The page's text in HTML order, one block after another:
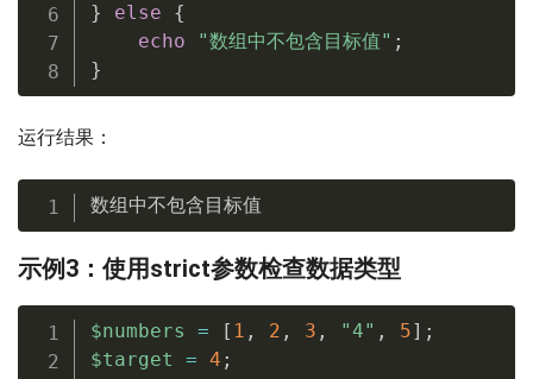
}
else
{
echo
"数组中不包含目标值" ;
}
运行结果：
数组中不包含目标值
示例3：使用strict参数检查数据类型
$numbers = [ 1 , 2 , 3 , "4" , 5] ;
$target
= 4 ;